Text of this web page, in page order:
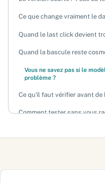
Ce que change vraiment le
Quand le last click devient
Quand la bascule reste
Vous ne savez pas si le
problème ?
Ce qu'il faut vérifier avant de
Comment tester sans vous